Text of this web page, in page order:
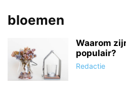
bloemen
Waarom
populair?
Redactie